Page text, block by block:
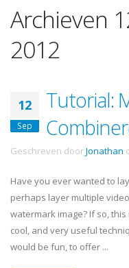
Archieven
2012
12
Sep
Tutorial:
Geschreven doorJonathan
Have you ever wanted to
perhaps layer multiple
watermark image? If so, this
cool, and very useful
would be fun, to offer ...